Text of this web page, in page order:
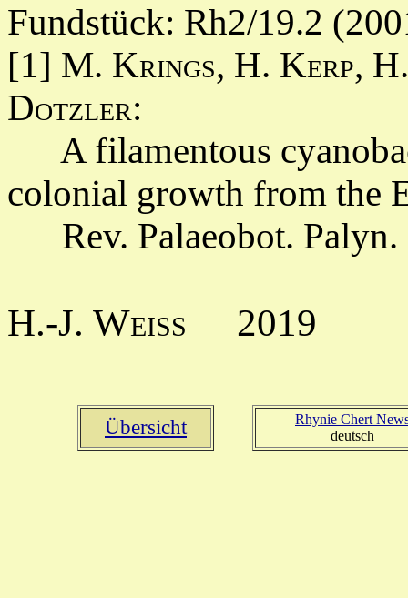
Fundstück: Rh2/19.2
[1] M. Krings, H. Kerp,
Dotzler:
A filamentous
colonial growth from the
Rev. Palaeobot. Palyn.
H.-J. Weiss 2019
Übersicht
Rhynie Chert
deutsch